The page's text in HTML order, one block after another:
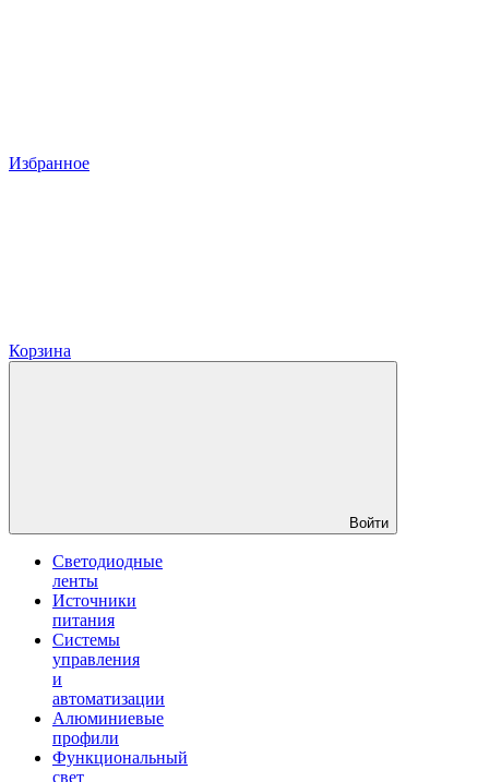
Избранное
Корзина
Войти
Светодиодные
ленты
Источники
питания
Системы
управления
и
автоматизации
Алюминиевые
профили
Функциональный
свет